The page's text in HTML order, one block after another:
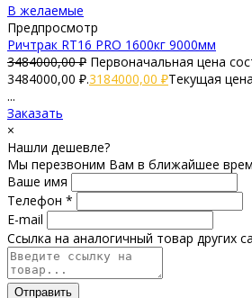
В желаемые
Предпросмотр
Ричтрак RT16 PRO 1600кг 9000мм
3484000,00₽ Первоначальная цена
3484000,00 ₽.3184000,00 ₽Текущая
...
Заказать
×
Нашли дешевле?
Мы перезвоним Вам в ближайшее
Ваше имя
Телефон *
E-mail
Ссылка на аналогичный товар других
Отправить